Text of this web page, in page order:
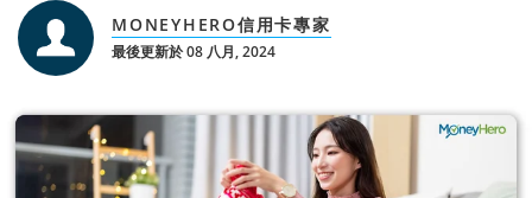
MONEYHERO信用卡專家
最後更新於 08 八月, 2024